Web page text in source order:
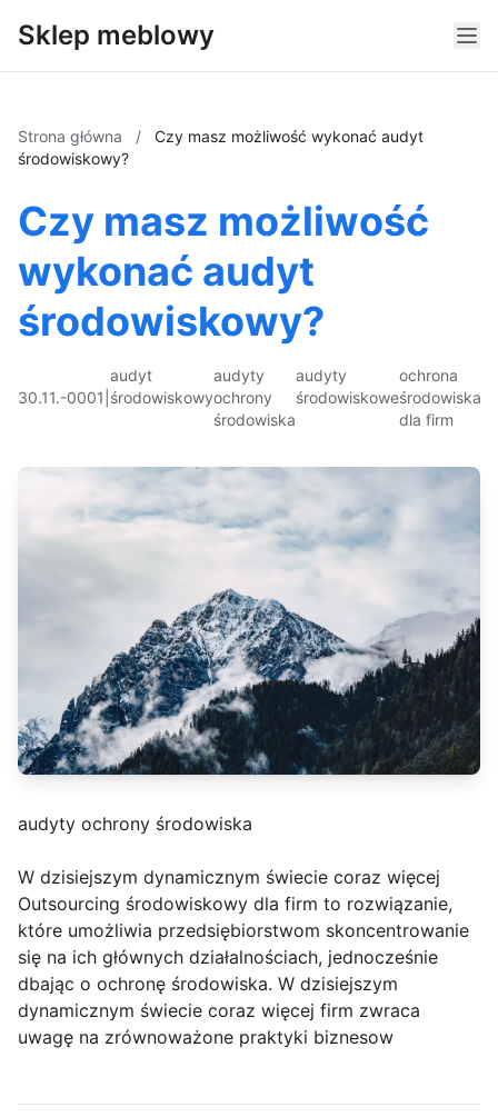
Sklep meblowy
Strona główna /
Czy masz możliwość wykonać audyt
środowiskowy?
Czy masz możliwość
wykonać audyt
środowiskowy?
30.11.-0001
audyt
środowiskowy
audyty
ochrony
środowiska
audyty
środowiskowe
ochrona
środowiska
dla firm
audyty ochrony środowiska
W dzisiejszym dynamicznym świecie coraz więcej
Outsourcing środowiskowy dla firm to rozwiązanie,
które umożliwia przedsiębiorstwom skoncentrowanie
się na ich głównych działalnościach, jednocześnie
dbając o ochronę środowiska. W dzisiejszym
dynamicznym świecie coraz więcej firm zwraca
uwagę na zrównoważone praktyki biznesow